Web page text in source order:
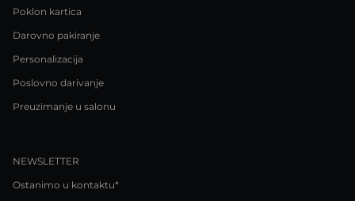
Poklon kartica
Darovno pakiranje
Personalizacija
Poslovno darivanje
Preuzimanje u salonu
NEWSLETTER
Ostanimo u kontaktu*